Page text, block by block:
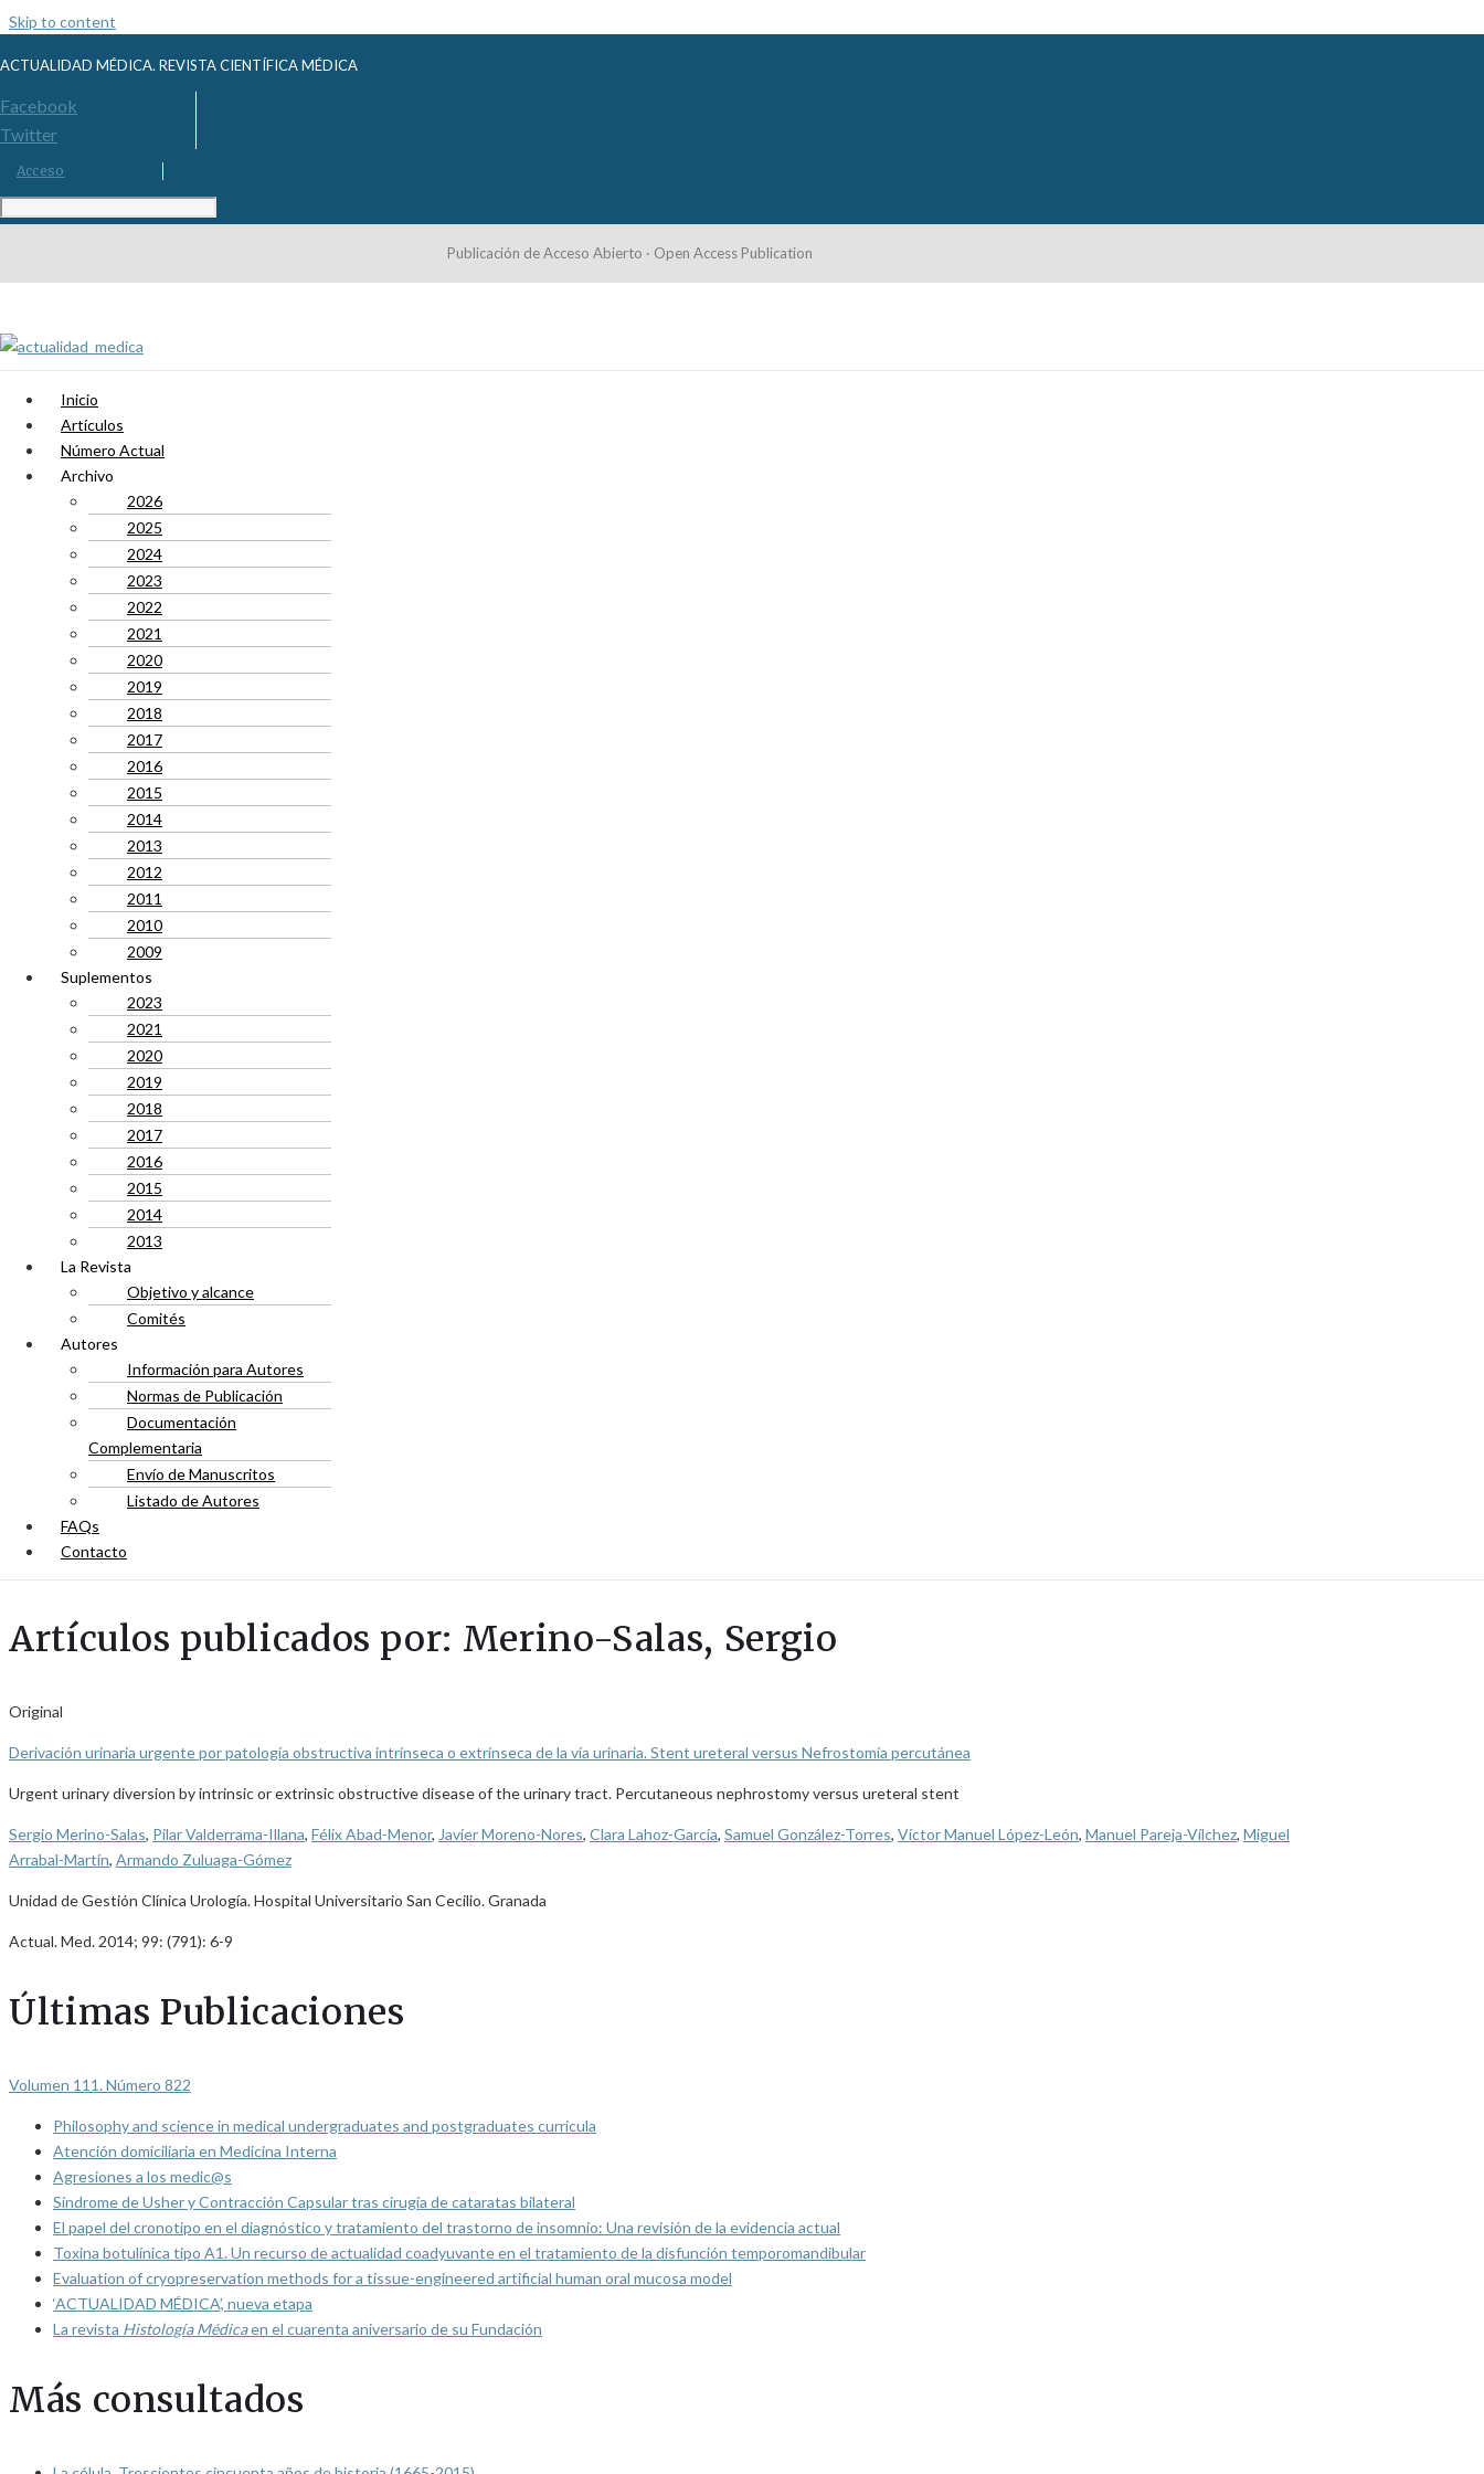
Skip to content
ACTUALIDAD MÉDICA. REVISTA CIENTÍFICA MÉDICA
Facebook
Twitter
Acceso
Publicación de Acceso Abierto · Open Access Publication
Inicio
Artículos
Número Actual
Archivo
2026
2025
2024
2023
2022
2021
2020
2019
2018
2017
2016
2015
2014
2013
2012
2011
2010
2009
Suplementos
2023
2021
2020
2019
2018
2017
2016
2015
2014
2013
La Revista
Objetivo y alcance
Comités
Autores
Información para Autores
Normas de Publicación
Documentación
Complementaria
Envío de Manuscritos
Listado de Autores
FAQs
Contacto
Artículos publicados por: Merino-Salas, Sergio
Original
Derivación urinaria urgente por patología obstructiva intrínseca o extrínseca de la vía urinaria. Stent ureteral versus Nefrostomía percutánea
Urgent urinary diversion by intrinsic or extrinsic obstructive disease of the urinary tract. Percutaneous nephrostomy versus ureteral stent
Sergio Merino-Salas, Pilar Valderrama-Illana, Félix Abad-Menor, Javier Moreno-Nores, Clara Lahoz-García, Samuel González-Torres, Víctor Manuel López-León, Manuel Pareja-Vílchez, Miguel
Arrabal-Martín, Armando Zuluaga-Gómez
Unidad de Gestión Clínica Urología. Hospital Universitario San Cecilio. Granada
Actual. Med. 2014; 99: (791): 6-9
Últimas Publicaciones
Volumen 111. Número 822
Philosophy and science in medical undergraduates and postgraduates curricula
Atención domiciliaria en Medicina Interna
Agresiones a los medic@s
Síndrome de Usher y Contracción Capsular tras cirugía de cataratas bilateral
El papel del cronotipo en el diagnóstico y tratamiento del trastorno de insomnio: Una revisión de la evidencia actual
Toxina botulínica tipo A1. Un recurso de actualidad coadyuvante en el tratamiento de la disfunción temporomandibular
Evaluation of cryopreservation methods for a tissue-engineered artificial human oral mucosa model
‘ACTUALIDAD MÉDICA’, nueva etapa
La revista Histología Médicaen el cuarenta aniversario de su Fundación
Más consultados